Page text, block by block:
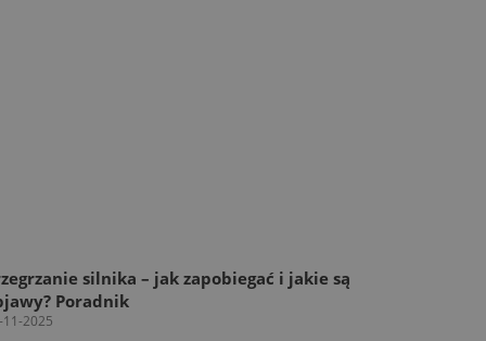
silnika – jak zapobiegać i jakie są
Poradnik
2025